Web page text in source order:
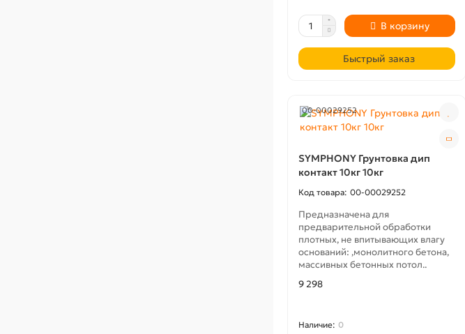
В корзину
Быстрый заказ
00-00029252
SYMPHONY Грунтовка дип
контакт 10кг 10кг
00-00029252
Предназначена для
предварительной обработки
плотных, не впитывающих влагу
оснований: ,монолитного бетона,
массивных бетонных потол..
9 298
0